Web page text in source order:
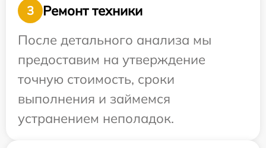
3
Ремонт техники
После детального анализа мы
предоставим на утверждение
точную стоимость, сроки
выполнения и займемся
устранением неполадок.